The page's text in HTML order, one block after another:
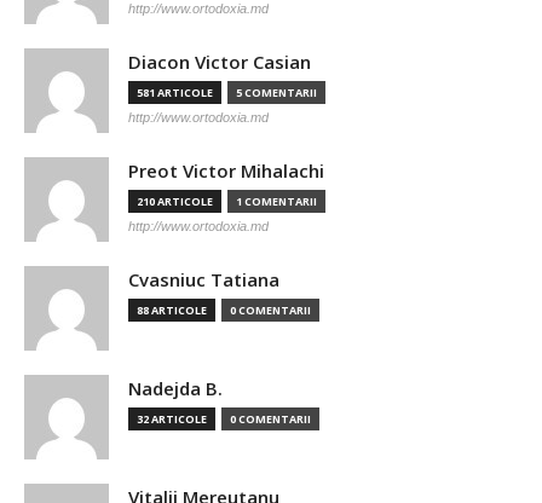
http://www.ortodoxia.md
Diacon Victor Casian
581 ARTICOLE 5 COMENTARII
http://www.ortodoxia.md
Preot Victor Mihalachi
210 ARTICOLE 1 COMENTARII
http://www.ortodoxia.md
Cvasniuc Tatiana
88 ARTICOLE 0 COMENTARII
Nadejda B.
32 ARTICOLE 0 COMENTARII
Vitalii Mereutanu